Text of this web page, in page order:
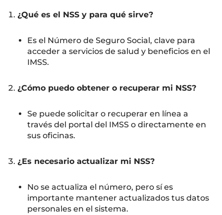
¿Qué es el NSS y para qué sirve?
Es el Número de Seguro Social, clave para
acceder a servicios de salud y beneficios en el
IMSS.
¿Cómo puedo obtener o recuperar mi NSS?
Se puede solicitar o recuperar en línea a
través del portal del IMSS o directamente en
sus oficinas.
¿Es necesario actualizar mi NSS?
No se actualiza el número, pero sí es
importante mantener actualizados tus datos
personales en el sistema.